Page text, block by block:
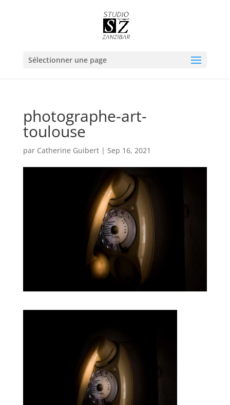
Sélectionner une page
photographe-art-
toulouse
par Catherine Guibert| Sep 16, 2021